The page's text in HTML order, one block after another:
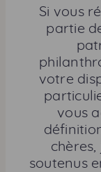
Si vous
partie
votre
vous
chères,
soutenus